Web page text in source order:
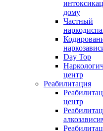
дому
Частный
Day Top
центр
Реабилитация
центр